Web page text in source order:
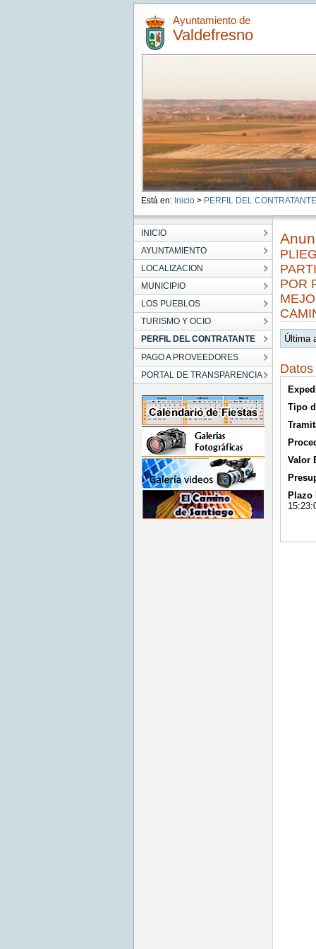
Ayuntamiento de
Valdefresno
Está en: Inicio > PERFIL DEL CONTRATANTE
INICIO
AYUNTAMIENTO
LOCALIZACION
MUNICIPIO
LOS PUEBLOS
TURISMO Y OCIO
PERFIL DEL CONTRATANTE
PAGO A PROVEEDORES
PORTAL DE TRANSPARENCIA
POR
Última
Tipo
Valor
Plazo